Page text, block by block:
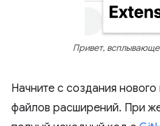
Привет,
Начните с создания
файлов расширений. При